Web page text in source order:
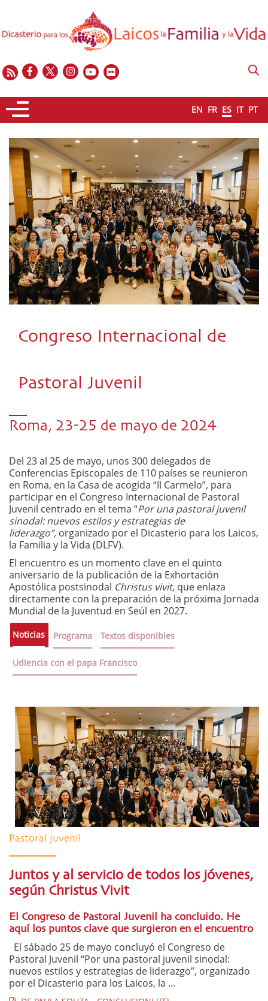
EN FR ES IT PT
Congreso Internacional de
Pastoral Juvenil
Roma, 23-25 de mayo de 2024
Del 23 al 25 de mayo, unos 300 delegados de
Conferencias Episcopales de 110 países se reunieron
en Roma, en la Casa de acogida “Il Carmelo”, para
participar en el Congreso Internacional de Pastoral
Juvenil centrado en el tema “Por una pastoral juvenil
sinodal: nuevos estilos y estrategias de
liderazgo”, organizado por el Dicasterio para los Laicos,
la Familia y la Vida (DLFV).
El encuentro es un momento clave en el quinto
aniversario de la publicación de la Exhortación
Apostólica postsinodal Christus vivit, que enlaza
directamente con la preparación de la próxima Jornada
Mundial de la Juventud en Seúl en 2027.
Noticias Programa Textos disponibles
Udiencia con el papa Francisco
Pastoral juvenil
Juntos y al servicio de todos los jóvenes,
según Christus Vivit
El Congreso de Pastoral Juvenil ha concluido. He
aquí los puntos clave que surgieron en el encuentro
El sábado 25 de mayo concluyó el Congreso de
Pastoral Juvenil “Por una pastoral juvenil sinodal:
nuevos estilos y estrategias de liderazgo”, organizado
por el Dicasterio para los Laicos, la ...